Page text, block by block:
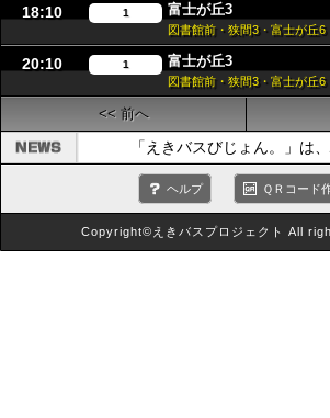
18:10 1 富士が丘3
図書館前・狭間3・富士が丘6
20:10 1 富士が丘3
図書館前・狭間3・富士が丘6
<< 前へ
「えきバスびじょん。」は
ヘルプ ＱＲコード
Copyright©えきバスプロジェクト All